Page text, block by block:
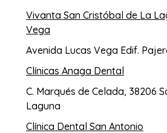
Vivanta San Cristóbal de La
Vega
Avenida Lucas Vega Edif.
Clínicas Anaga Dental
C. Marqués de Celada, 38206
Laguna
Clínica Dental San Antonio